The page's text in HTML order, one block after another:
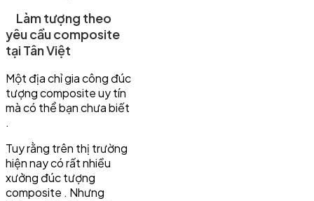
Làm tượng theo
yêu cầu composite
tại Tân Việt
Một địa chỉ gia công đúc
tượng composite uy tín
mà có thể bạn chưa biết
.
Tuy rằng trên thị trường
hiện nay có rất nhiều
xưởng đúc tượng
composite . Nhưng